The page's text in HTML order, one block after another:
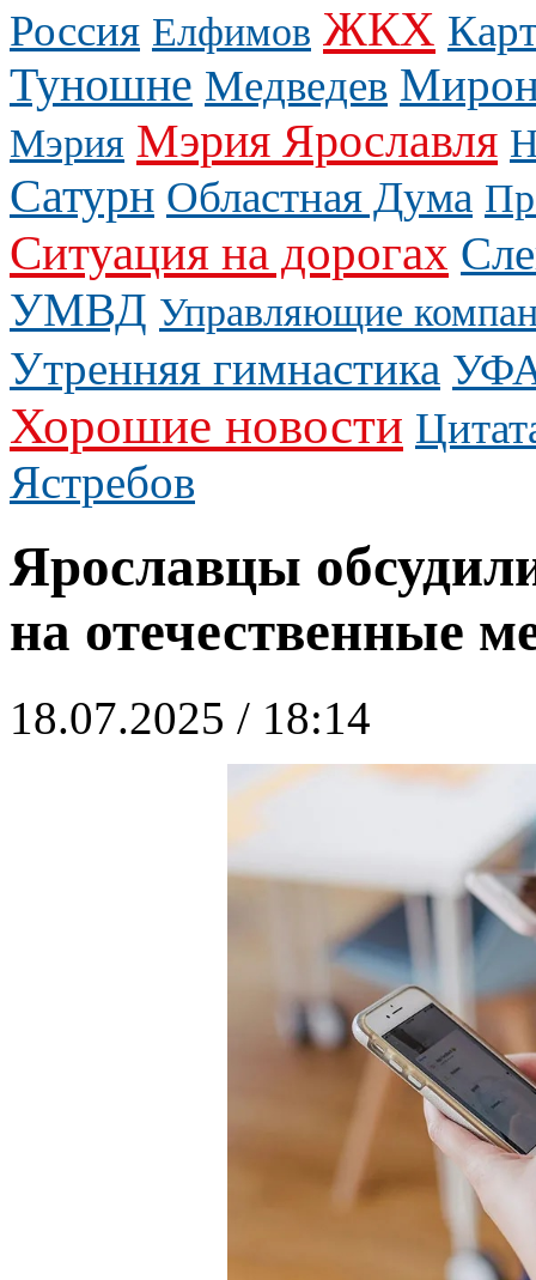
Россия Елфимов ЖКХ
Туношне Медведев
Мэрия Мэрия Ярославля
Сатурн Областная Дума
Ситуация на дорогах
УМВД Управляющие
Утренняя гимнастика
Хорошие новости
Ястребов
Ярославцы
на отечественные
18.07.2025 / 18:14